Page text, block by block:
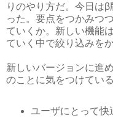
りのやり方だ。今日は
った。要点をつかみつ
ていくか。新しい機能
ていく中で絞り込みを
新しいバージョンに進
のことに気をつけている
ユーザにとって快